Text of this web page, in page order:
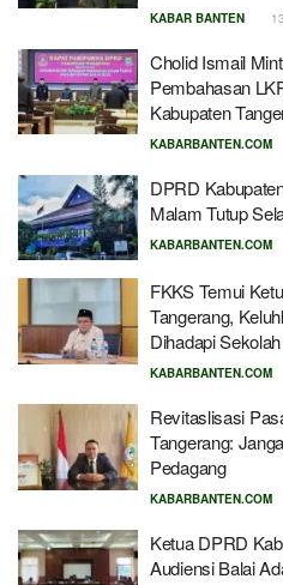
KABAR BANTEN
Cholid Ismail
Pembahasan
Kabupaten
KABARBANTEN.COM
DPRD
Malam Tutup
KABARBANTEN.COM
FKKS Temui
Tangerang,
Dihadapi Sekolah
KABARBANTEN.COM
Revitaslisasi
Tangerang:
Pedagang
KABARBANTEN.COM
Ketua DPRD
Audiensi Balai